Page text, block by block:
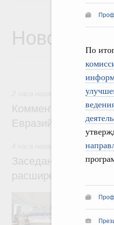
По
Новости
Евразийский
Комментарий
Евразийского
Евразийский
Заседание
расширенном
В